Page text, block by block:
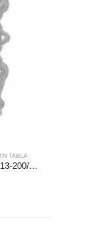
TABLA
Element de mijloc 13-200/16 Gaura (mm):◻16.5